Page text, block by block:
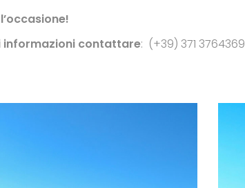
informazioni contattare: (+39) 371 3764369